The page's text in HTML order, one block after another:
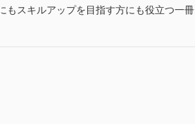
もスキルアップを目指す方にも役立つ一冊